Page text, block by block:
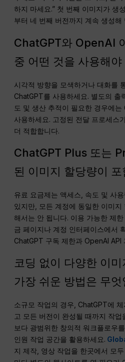
하지 마세요.” 첫 번째 이미지가 생
부터 네 번째 버전까지 계속 생성해
ChatGPT와 OpenAI
중 어떤 것을 사용해야
시각적 방향을 모색하거나 대화를
ChatGPT를 사용하세요. 별도의 출
도 및 생산 추적이 필요한 경우에
사용하세요. 고정된 전달 프로세스
더 적합합니다.
ChatGPT Plus 또는
된 이미지 할당량이
유료 요금제는 액세스, 속도 및 사
있지만, 모든 계정에 동일한 이미지
해서는 안 됩니다. 이용 가능한 제
금 페이지나 계정 인터페이스에서
ChatGPT 구독 제한과 OpenAI API
코딩 없이 다양한 이
가장 쉬운 방법은 무엇
소규모 작업의 경우, ChatGPT에
고 모든 버전이 완성될 때까지 작업
보다 광범위한 창의적 워크플로우
인원 작업 공간을 활용하세요.
지 제작, 영상 작업을 한곳에서 모